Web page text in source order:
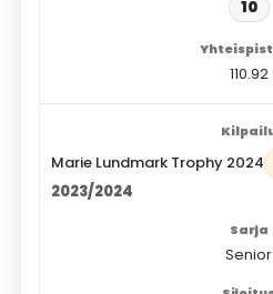
10
110.92
Marie Lundmark Trophy 2024
2023/2024
Senior